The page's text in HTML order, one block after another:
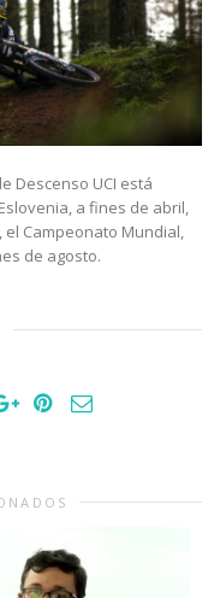
Descenso UCI está
a fines de abril,
Campeonato Mundial,
de agosto.